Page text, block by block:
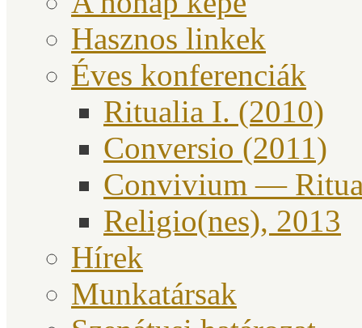
Hasznos linkek
Éves konferenciák
Ritualia I. (2010)
Conversio (2011)
Convivium —
Religio(nes), 2013
Hírek
Munkatársak